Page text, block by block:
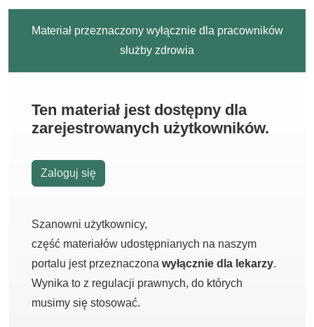
Materiał przeznaczony wyłącznie dla pracowników
służby zdrowia
Ten materiał jest dostępny dla
zarejestrowanych użytkowników.
Zaloguj się
Szanowni użytkownicy,
część materiałów udostępnianych na naszym
portalu jest przeznaczona wyłącznie dla lekarzy.
Wynika to z regulacji prawnych, do których
musimy się stosować.